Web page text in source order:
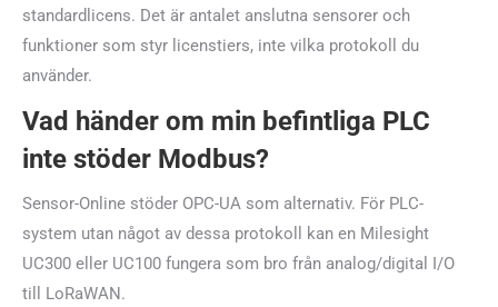
standardlicens. Det är antalet anslutna sensorer och
funktioner som styr licenstiers, inte vilka protokoll du
använder.
Vad händer om min befintliga PLC
inte stöder Modbus?
Sensor-Online stöder OPC-UA som alternativ. För PLC-
system utan något av dessa protokoll kan en Milesight
UC300 eller UC100 fungera som bro från analog/digital I/O
till LoRaWAN.